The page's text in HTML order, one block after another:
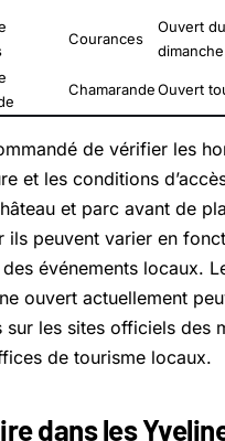
Courances
Ouvert
dimanche
ChamarandeOuvert
de vérifier les
et les conditions
et parc avant de
ils peuvent varier en
événements locaux.
ouvert actuellement
sur les sites officiels des
de tourisme locaux.
dans les